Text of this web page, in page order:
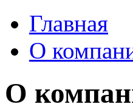
Главная
О
О